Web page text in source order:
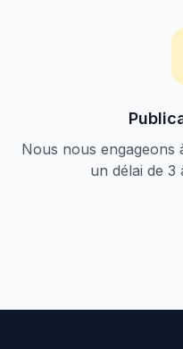
Nous nous engageons
un délai de 3